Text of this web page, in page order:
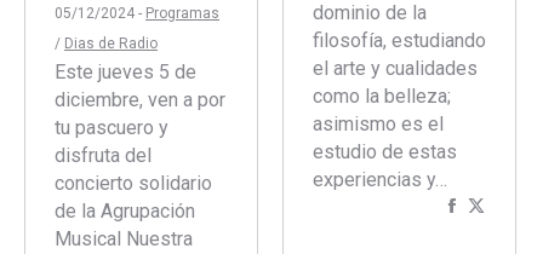
05/12/2024 - Programas
/ Dias de Radio
Este jueves 5 de
diciembre, ven a por
tu pascuero y
disfruta del
concierto solidario
de la Agrupación
Musical Nuestra
dominio de la
filosofía, estudiando
el arte y cualidades
como la belleza;
asimismo es el
estudio de estas
experiencias y…
Compartir